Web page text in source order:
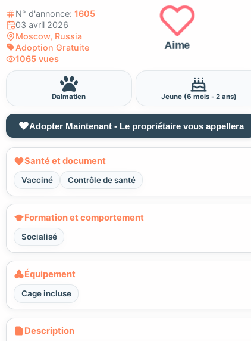
N° d'annonce: 1605
03 avril 2026
Moscow, Russia
Adoption Gratuite
1065 vues
Aime
Dalmatien Jeune (6 mois - 2 ans)
Adopter Maintenant - Le propriétaire vous appellera
Santé et document
Vacciné Contrôle de santé
Formation et comportement
Socialisé
Équipement
Cage incluse
Description